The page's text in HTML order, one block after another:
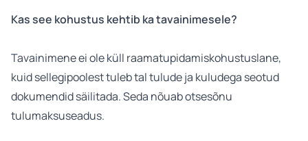
Kas see kohustus kehtib ka tavainimesele?
Tavainimene ei ole küll raamatupidamiskohustuslane,
kuid sellegipoolest tuleb tal tulude ja kuludega seotud
dokumendid säilitada. Seda nõuab otsesõnu
tulumaksuseadus.